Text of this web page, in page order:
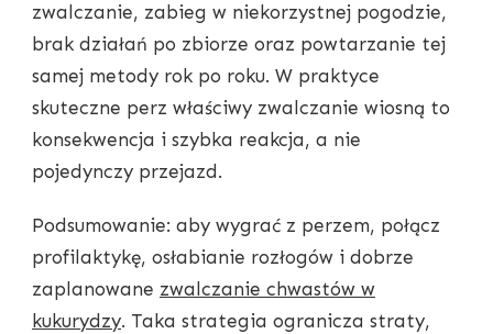
zwalczanie, zabieg w niekorzystnej pogodzie,
brak działań po zbiorze oraz powtarzanie tej
samej metody rok po roku. W praktyce
skuteczne perz właściwy zwalczanie wiosną to
konsekwencja i szybka reakcja, a nie
pojedynczy przejazd.
Podsumowanie: aby wygrać z perzem, połącz
profilaktykę, osłabianie rozłogów i dobrze
zaplanowane zwalczanie chwastów w
kukurydzy. Taka strategia ogranicza straty,